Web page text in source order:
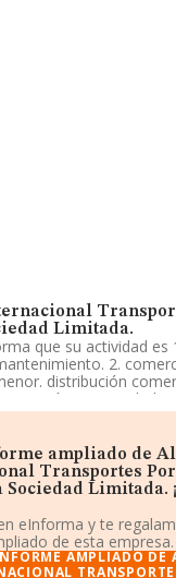
Limitada.
que su actividad es
2.
distribución
3. actividades
y textiles.
La empresa
como Sociedad
de mercancías
tiene actividad en
Internacional
Limitada, CIF
Camino San Juan
ampliado de
Transportes Por
Limitada.
eInforma y te
de esta empresa.
AMPLIADO DE